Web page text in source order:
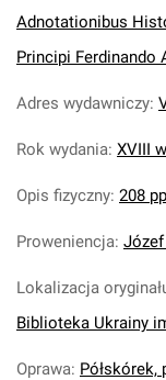
Adnotationibus
Principi Ferdinando
Adres wydawniczy:
Rok wydania: XVIII
Opis fizyczny: 208
Proweniencja:
Lokalizacja
Biblioteka Ukrainy
Oprawa: Półskórek,